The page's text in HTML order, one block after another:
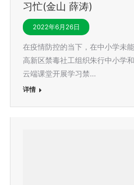
习忙(金山 薛涛)
2022年6月26日
在疫情防控的当下，在中小学未
高新区禁毒社工组织朱行中小学
云端课堂开展学习禁…
详情